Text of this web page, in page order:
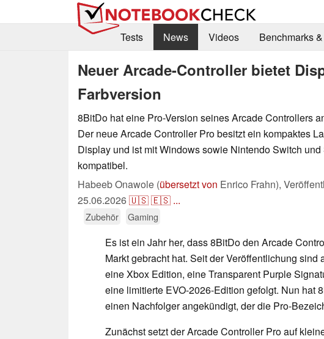
Tests
News Videos Benchmarks
Neuer Arcade-Controller bietet
Farbversion
8BitDo hat eine Pro-Version seines Arcade Controllers
Der neue Arcade Controller Pro besitzt ein kompaktes
Display und ist mit Windows sowie Nintendo Switch
kompatibel.
Habeeb Onawole (übersetzt von Enrico Frahn),
25.06.2026🇺🇸🇪🇸 ...
Zubehör Gaming
Es ist ein Jahr her, dass 8BitDo den Arcade
Markt gebracht hat. Seit der Veröffentlichung sind
eine Xbox Edition, eine Transparent Purple
eine limitierte EVO-2026-Edition gefolgt. Nun hat
einen Nachfolger angekündigt, der die Pro-
Zunächst setzt der Arcade Controller Pro auf